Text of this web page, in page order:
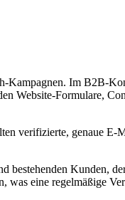
Kampagnen. Im B2B-
Website-Formulare,
verifizierte, genaue E-
bestehenden Kunden,
was eine regelmäßige